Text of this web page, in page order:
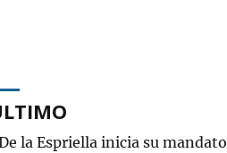
la Espriella inicia su mandato